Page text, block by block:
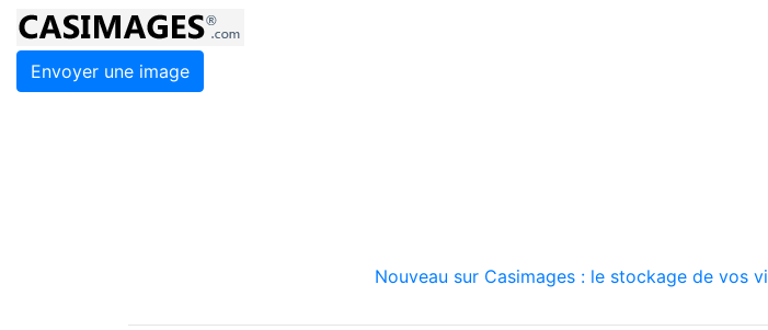
Envoyer une image
Nouveau sur Casimages : le stockage de vos